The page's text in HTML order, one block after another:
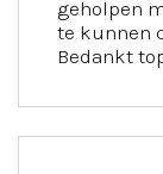
geholpen
te kunnen
Bedankt